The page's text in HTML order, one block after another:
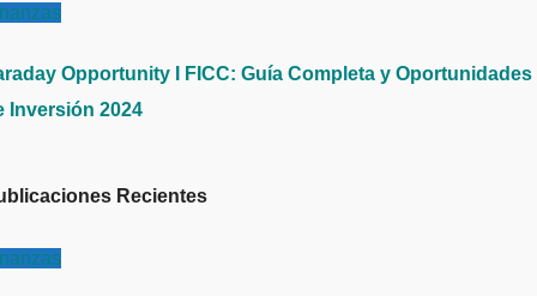
Opportunity I FICC: Guía Completa y Oportunidades
Inversión 2024
Recientes